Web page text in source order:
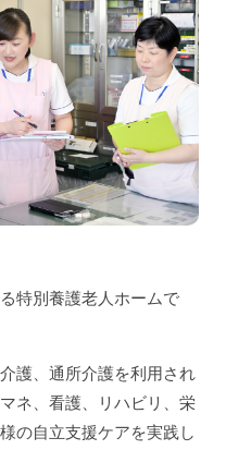
特別養護老人ホームで
護、通所介護を利用され
ネ、看護、リハビリ、栄
の自立支援ケアを実践し